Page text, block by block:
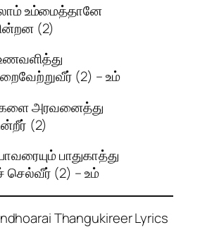
உம்மைத்தானே
(2)
(2) – உம்
அரவனைத்து
(2)
பாதுகாத்து
செல்வீர் (2) – உம்
Thangukireer Lyrics